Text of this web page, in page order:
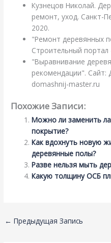
Кузнецов Николай.
ремонт, уход. Санкт-
2020.
"Ремонт деревянных
Строительный
"Выравнивание
рекомендации".
domashnij-master.ru
Похожие Записи:
Можно ли заменить
покрытие?
Как вдохнуть новую
деревянные полы?
Разве нельзя мыть
Какую толщину ОСБ
← Предыдущая Запись